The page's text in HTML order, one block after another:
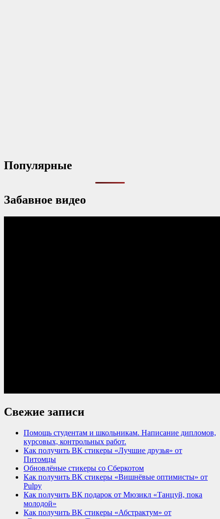
Популярные
Забавное видео
Свежие записи
Помощь студентам и школьникам. Написание дипломов,
курсовых, контрольных работ.
Как получить ВК стикеры «Лучшие друзья» от
Питомцы
Обновлёные стикеры со Сберкотом
Как получить ВК стикеры «Вишнёвые оптимисты» от
Pulpy
Как получить ВК подарок от Мюзикл «Танцуй, пока
молодой»
Как получить ВК стикеры «Абстрактум» от